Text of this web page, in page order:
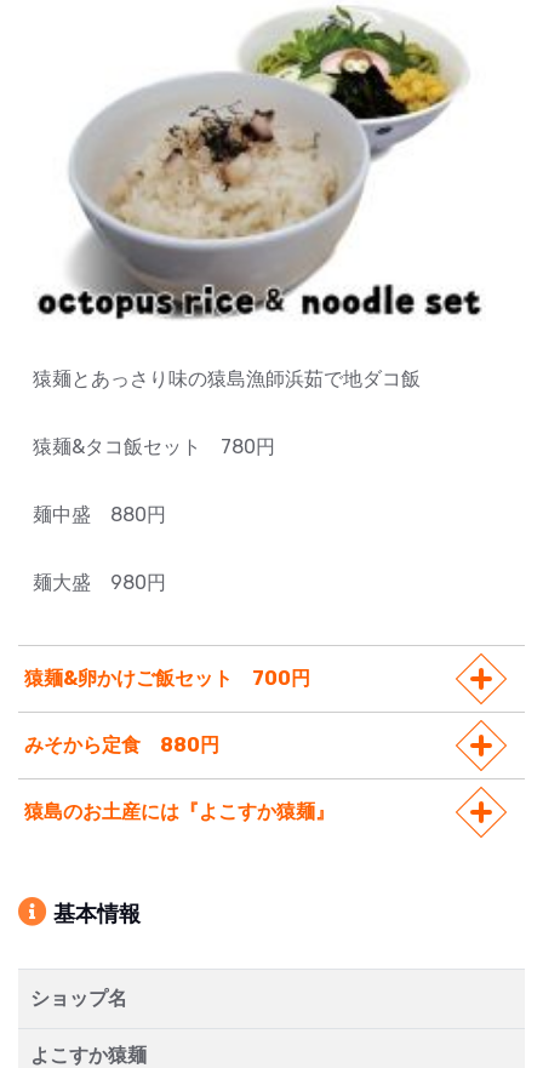
猿麺とあっさり味の猿島漁師浜茹で地ダコ飯
猿麺&タコ飯セット 780円
麺中盛 880円
麺大盛 980円
猿麺&卵かけご飯セット 700円
みそから定食 880円
猿島のお土産には『よこすか猿麺』
基本情報
ショップ名
よこすか猿麺